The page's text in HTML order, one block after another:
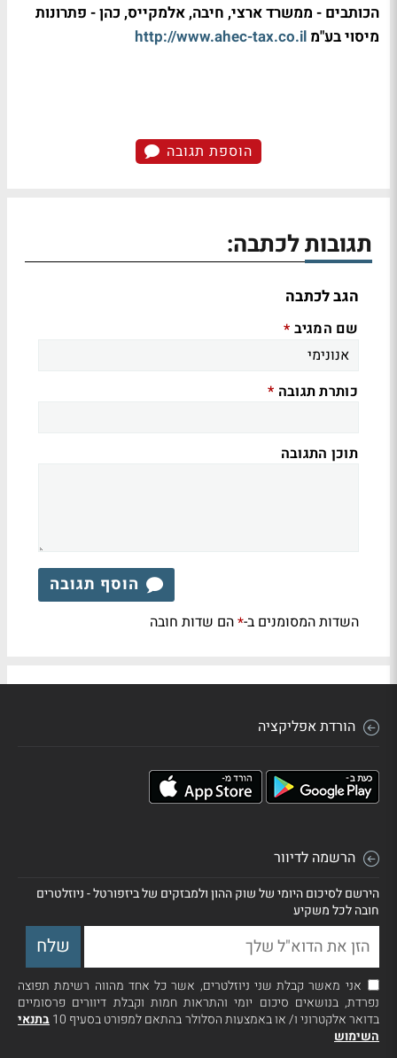
הכותבים - ממשרד ארצי, חיבה, אלמקייס, כהן - פתרונות
מיסוי בע"מ http://www.ahec-tax.co.il
הוספת תגובה
תגובות לכתבה:
הגב לכתבה
שם המגיב *
כותרת תגובה *
תוכן התגובה
הוסף תגובה
השדות המסומנים ב-*הם שדות חובה
הורדת אפליקציה
הרשמה לדיוור
הירשם לסיכום היומי של שוק ההון ולמבזקים של ביזפורטל - ניוזלטרים
חובה לכל משקיע
אני מאשר קבלת שני ניוזלטרים, אשר כל אחד מהווה רשימת תפוצה
נפרדת, בנושאים סיכום יומי והתראות חמות וקבלת דיוורים פרסומיים
בדואר אלקטרוני ו/ או באמצעות הסלולר בהתאם למפורט בסעיף 10
בתנאי
השימוש